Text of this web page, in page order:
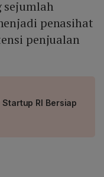
sejumlah
penasihat
penjualan
RI Bersiap